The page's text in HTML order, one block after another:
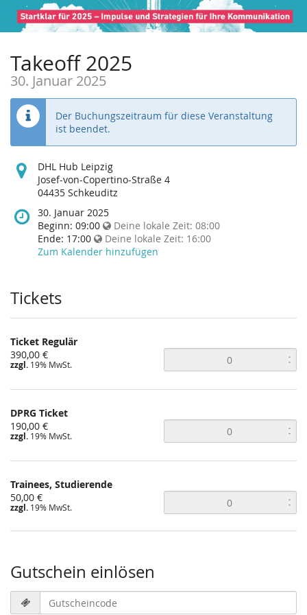
Takeoff 2025
30. Januar 2025
Der Buchungszeitraum für diese Veranstaltung
ist beendet.
Wo
findet
diese
statt?
DHL Hub Leipzig
Josef-von-Copertino-Straße 4
04435 Schkeuditz
Wann
findet
diese
Veranstaltung
30. Januar 2025
Beginn: 09:00 Deine lokale Zeit: 08:00
Ende: 17:00 Deine lokale Zeit: 16:00
Zum Kalender hinzufügen
Tickets
Ticket Regulär
390,00 €
zzgl. 19% MwSt.
DPRG Ticket
190,00 €
zzgl. 19% MwSt.
Trainees, Studierende
50,00 €
zzgl. 19% MwSt.
Gutschein einlösen
Gutscheincode
erforderlich